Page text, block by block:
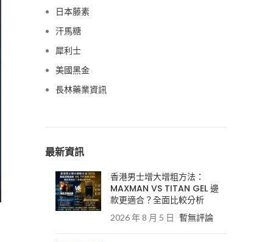
日本藤素
汗馬糖
犀利士
美國黑金
長林藥業資訊
最新資訊
香港男士增大增粗方法：
MAXMAN VS TITAN GEL 邊
款更適合？全面比較分析
2026 年 8 月 5 日 暫無評論